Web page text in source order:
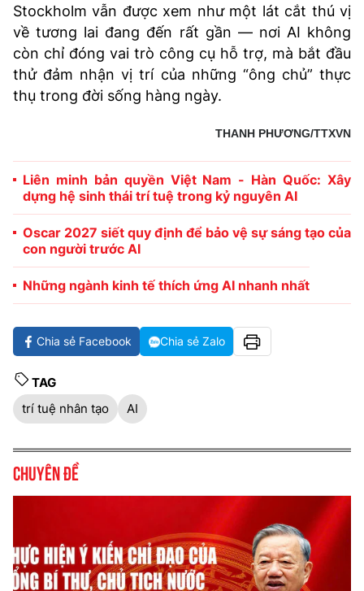
Stockholm vẫn được xem như một lát cắt thú vị
về tương lai đang đến rất gần — nơi AI không
còn chỉ đóng vai trò công cụ hỗ trợ, mà bắt đầu
thử đảm nhận vị trí của những “ông chủ” thực
thụ trong đời sống hàng ngày.
THANH PHƯƠNG/TTXVN
Liên minh bản quyền Việt Nam - Hàn Quốc: Xây
dựng hệ sinh thái trí tuệ trong kỷ nguyên AI
Oscar 2027 siết quy định để bảo vệ sự sáng tạo của
con người trước AI
Những ngành kinh tế thích ứng AI nhanh nhất
Chia sẻ Facebook Chia sẻ Zalo
TAG
trí tuệ nhân tạo
AI
Chuyên đề